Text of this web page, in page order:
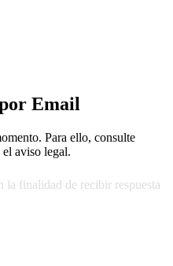
Email
Para ello, consulte
aviso legal.
la finalidad de recibir respuesta